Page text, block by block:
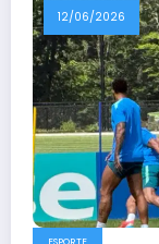
12/06/2026